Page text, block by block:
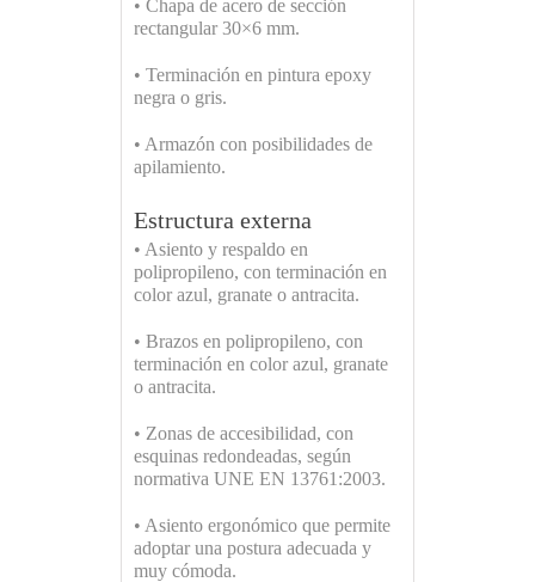
• Chapa de acero de sección
rectangular 30×6 mm.
• Terminación en pintura epoxy
negra o gris.
• Armazón con posibilidades de
apilamiento.
Estructura externa
• Asiento y respaldo en
polipropileno, con terminación en
color azul, granate o antracita.
• Brazos en polipropileno, con
terminación en color azul, granate
o antracita.
• Zonas de accesibilidad, con
esquinas redondeadas, según
normativa UNE EN 13761:2003.
• Asiento ergonómico que permite
adoptar una postura adecuada y
muy cómoda.